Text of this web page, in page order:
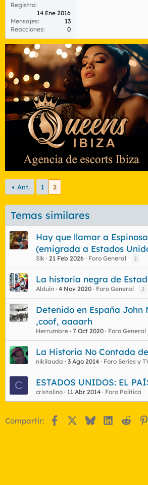
Registro
14 Ene 2016
Mensajes
13
Reacciones
0
Ant. 1 2
Temas similares
Hay que llamar a
(emigrada a Estados
Slk 21 Feb 2026 Foro General 2
La historia negra de
Alduin 4 Nov 2020 Foro General 2
Detenido en España
,coof, aaaarh
Herrumbre 7 Oct 2020 Foro General
La Historia No Contada de
nikilauda 3 Ago 2014 Foro Series y
C ESTADOS UNIDOS: EL
cristalino 11 Abr 2014 Foro Política
Compartir: FacebookBlueskyLinkedIn